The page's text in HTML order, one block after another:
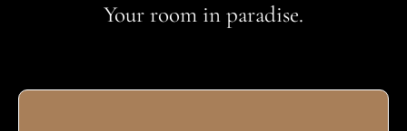
Your room in paradise.